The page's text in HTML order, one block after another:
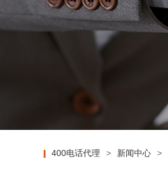
400电话代理 > 新闻中心 >